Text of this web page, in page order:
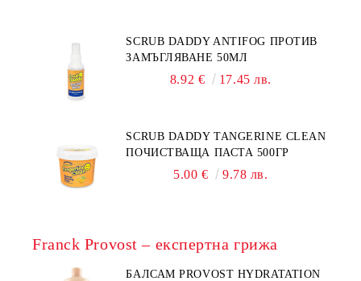
SCRUB DADDY ANTIFOG ПРОТИВ
ЗАМЪГЛЯВАНЕ 50МЛ
8.92 € 17.45 лв.
SCRUB DADDY TANGERINE CLEAN
ПОЧИСТВАЩА ПАСТА 500ГР
5.00 € 9.78 лв.
Franck Provost – експертна грижа
БАЛСАМ PROVOST HYDRATATION